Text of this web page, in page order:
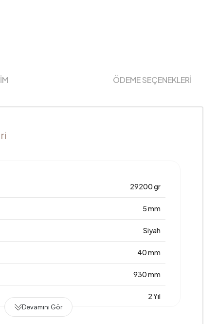
ÖDEME SEÇENEKLERİ
29200 gr
5 mm
Siyah
40 mm
930 mm
2 Yıl
Devamını Gör